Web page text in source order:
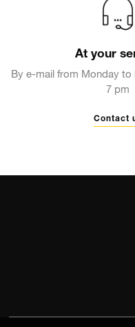
At your
By e-mail from Monday to
7 pm
Contact